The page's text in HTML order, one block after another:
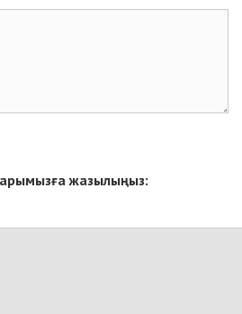
жазылыңыз: